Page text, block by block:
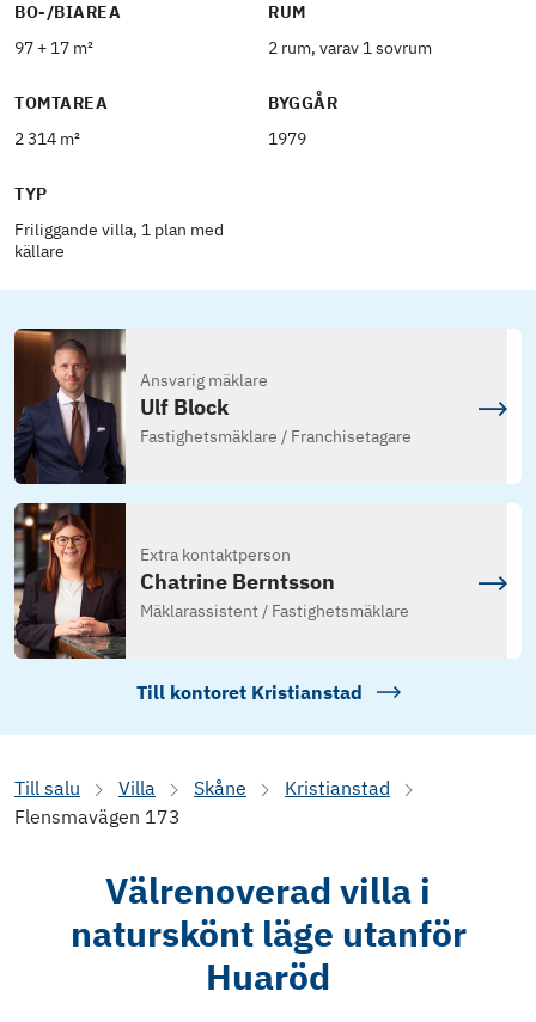
BO-/BIAREA
97 + 17 m²
RUM
2 rum, varav 1 sovrum
TOMTAREA
2 314 m²
BYGGÅR
1979
TYP
Friliggande villa, 1 plan med
källare
Ansvarig mäklare
Ulf Block
Fastighetsmäklare / Franchisetagare
Extra kontaktperson
Chatrine Berntsson
Mäklarassistent / Fastighetsmäklare
Till kontoret Kristianstad
Till salu Villa Skåne
Kristianstad
Flensmavägen 173
Välrenoverad villa i
naturskönt läge utanför
Huaröd